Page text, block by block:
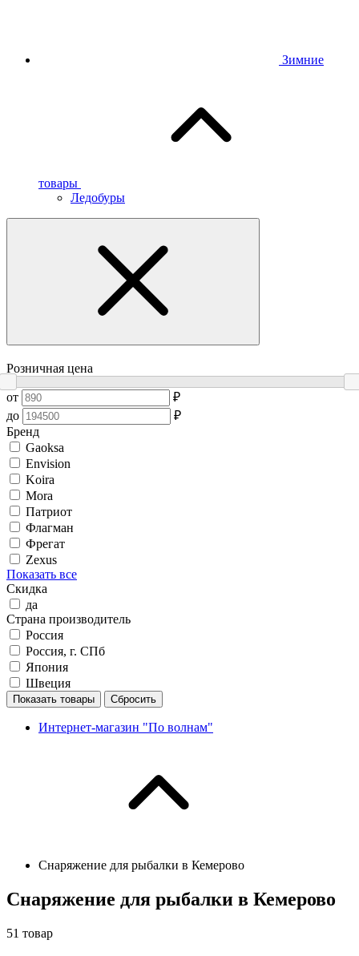
Зимние
товары
Ледобуры
Розничная цена
от
₽
до
₽
Бренд
Gaoksa
Envision
Koira
Mora
Патриот
Флагман
Фрегат
Zexus
Показать все
Скидка
да
Страна производитель
Россия
Россия, г. СПб
Япония
Швеция
Показать товары Сбросить
Интернет-магазин "По волнам"
Снаряжение для рыбалки в Кемерово
Снаряжение для рыбалки в Кемерово
51 товар